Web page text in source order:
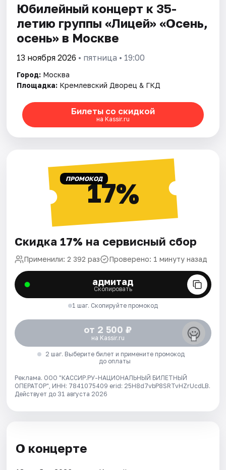
Юбилейный концерт к 35-
летию группы «Лицей» «Осень,
осень» в Москве
13 ноября 2026 • пятница • 19:00
Город: Москва
Площадка: Кремлевский Дворец & ГКД
Билеты со скидкой
на Kassir.ru
ПРОМОКОД17%
Скидка 17% на сервисный сбор
Применили: 2 392 раз Проверено: 1 минуту назад
адмитад
Скопировать
1 шаг. Скопируйте промокод
от 2 500 ₽
на Kassir.ru
2 шаг. Выберите билет и примените промокод
до оплаты
Реклама. ООО "КАССИР.РУ-НАЦИОНАЛЬНЫЙ БИЛЕТНЫЙ
ОПЕРАТОР", ИНН: 7841075409 erid: 25H8d7vbP8SRTvHZrUcdLB.
Действует до 31 августа 2026
О концерте